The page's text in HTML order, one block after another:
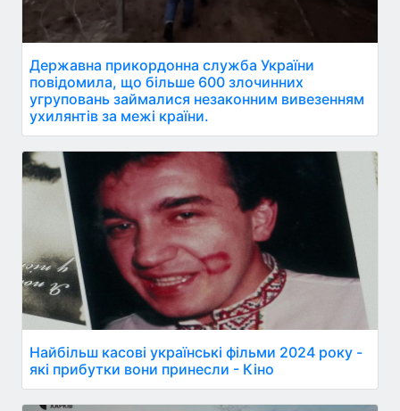
Державна прикордонна служба України
повідомила, що більше 600 злочинних
угруповань займалися незаконним вивезенням
ухилянтів за межі країни.
Найбільш касові українські фільми 2024 року -
які прибутки вони принесли - Кіно